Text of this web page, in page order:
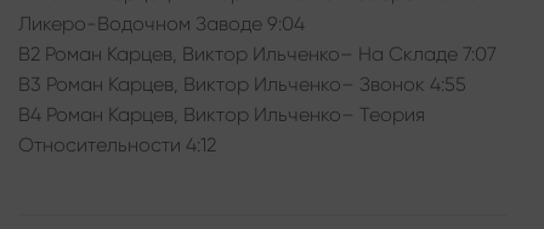
Ликеро-Водочном Заводе 9:04
B2 Роман Карцев, Виктор Ильченко– На Складе 7:07
B3 Роман Карцев, Виктор Ильченко– Звонок 4:55
B4 Роман Карцев, Виктор Ильченко– Теория
Относительности 4:12